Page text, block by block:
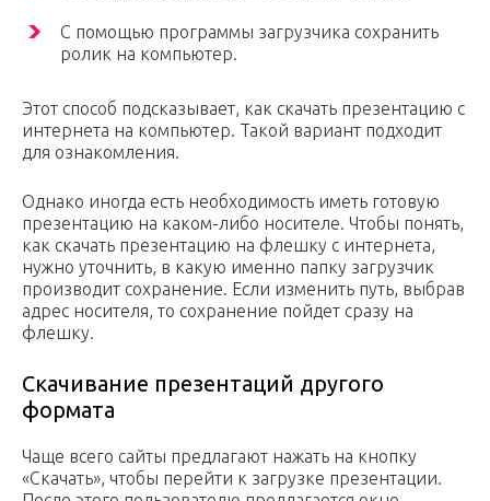
С помощью программы загрузчика сохранить
ролик на компьютер.
Этот способ подсказывает, как скачать презентацию с
интернета на компьютер. Такой вариант подходит
для ознакомления.
Однако иногда есть необходимость иметь готовую
презентацию на каком-либо носителе. Чтобы понять,
как скачать презентацию на флешку с интернета,
нужно уточнить, в какую именно папку загрузчик
производит сохранение. Если изменить путь, выбрав
адрес носителя, то сохранение пойдет сразу на
флешку.
Скачивание презентаций другого
формата
Чаще всего сайты предлагают нажать на кнопку
«Скачать», чтобы перейти к загрузке презентации.